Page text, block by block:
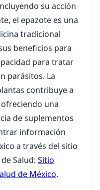
su acción
el epazote es una
tradicional
beneficios para
para tratar
parásitos. La
contribuye a
una
de suplementos
información
a través del sitio
Salud: Sitio
de México.